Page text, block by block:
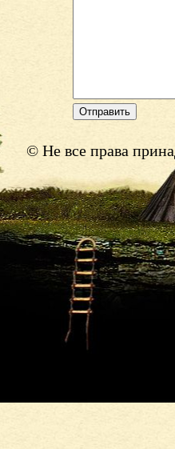
© Не все права